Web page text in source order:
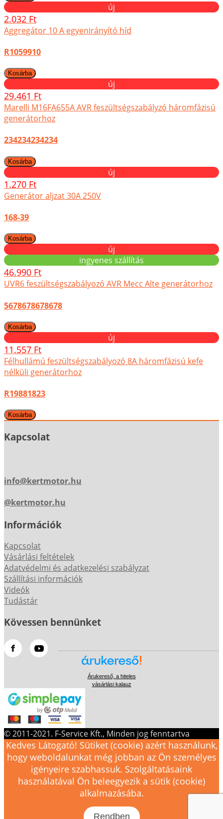
új
2.032 Ft
Aggregátor 10 A egyenirányító híd
R1059910
új
29.461 Ft
Marelli M16FA655A AVR feszültségszabályzó háromfázisú
generátorhoz
234234234234
új
1.270 Ft
Generátor aljzat 30A 250V
168-39
új
ingyenes szállítás
46.990 Ft
UVR6 feszültségszabályozó AVR Mecc Alte generátorhoz
5678678678678
új
11.557 Ft
Félhullámú feszültségszabályozó 8A háromfázisú kefe
nélküli generátorhoz
R19881823
Kapcsolat
info@kertmotor.hu
@kertmotor.hu
Információk
Kapcsolat
Vásárlási feltételek
Adatvédelmi és adatkezelési szabályzat
Szállítási információk
Videók
Tudástár
Kövessen bennünket
Árukereső, a hiteles
vásárlási kalauz
© 2011-2021. F-Service Kft., Minden jog fenntartva
Kedves Látogató! Sütiket (cookie) azért használunk,
hogy weboldalunkat még jobban az Ön személyes
igényeire szabhassuk. Szolgáltatásaink
használatával Ön beleegyezik a sütik (cookie)
alkalmazásába.
Rendben